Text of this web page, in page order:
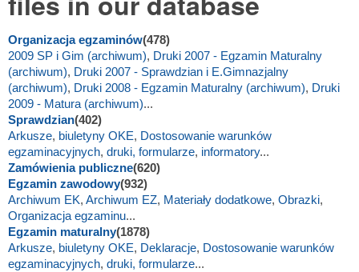
Organizacja egzaminów(478)
2009 SP i Gim (archiwum), Druki 2007 - Egzamin Maturalny
(archiwum), Druki 2007 - Sprawdzian i E.Gimnazjalny
(archiwum), Druki 2008 - Egzamin Maturalny (archiwum), Druki
2009 - Matura (archiwum)...
Sprawdzian(402)
Arkusze, biuletyny OKE, Dostosowanie warunków
egzaminacyjnych, druki, formularze, informatory...
Zamówienia publiczne(620)
Egzamin zawodowy(932)
Archiwum EK, Archiwum EZ, Materiały dodatkowe, Obrazki,
Organizacja egzaminu...
Egzamin maturalny(1878)
Arkusze, biuletyny OKE, Deklaracje, Dostosowanie warunków
egzaminacyjnych, druki, formularze...